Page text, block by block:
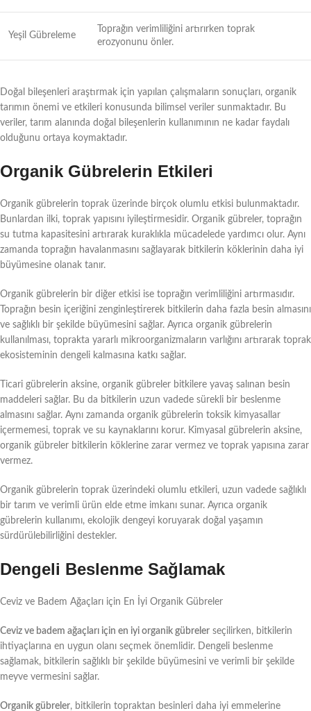
Yeşil Gübreleme
Toprağın verimliliğini artırırken toprak
erozyonunu önler.
Doğal bileşenleri araştırmak için yapılan çalışmaların sonuçları, organik
tarımın önemi ve etkileri konusunda bilimsel veriler sunmaktadır. Bu
veriler, tarım alanında doğal bileşenlerin kullanımının ne kadar faydalı
olduğunu ortaya koymaktadır.
Organik Gübrelerin Etkileri
Organik gübrelerin toprak üzerinde birçok olumlu etkisi bulunmaktadır.
Bunlardan ilki, toprak yapısını iyileştirmesidir. Organik gübreler, toprağın
su tutma kapasitesini artırarak kuraklıkla mücadelede yardımcı olur. Aynı
zamanda toprağın havalanmasını sağlayarak bitkilerin köklerinin daha iyi
büyümesine olanak tanır.
Organik gübrelerin bir diğer etkisi ise toprağın verimliliğini artırmasıdır.
Toprağın besin içeriğini zenginleştirerek bitkilerin daha fazla besin almasını
ve sağlıklı bir şekilde büyümesini sağlar. Ayrıca organik gübrelerin
kullanılması, toprakta yararlı mikroorganizmaların varlığını artırarak toprak
ekosisteminin dengeli kalmasına katkı sağlar.
Ticari gübrelerin aksine, organik gübreler bitkilere yavaş salınan besin
maddeleri sağlar. Bu da bitkilerin uzun vadede sürekli bir beslenme
almasını sağlar. Aynı zamanda organik gübrelerin toksik kimyasallar
içermemesi, toprak ve su kaynaklarını korur. Kimyasal gübrelerin aksine,
organik gübreler bitkilerin köklerine zarar vermez ve toprak yapısına zarar
vermez.
Organik gübrelerin toprak üzerindeki olumlu etkileri, uzun vadede sağlıklı
bir tarım ve verimli ürün elde etme imkanı sunar. Ayrıca organik
gübrelerin kullanımı, ekolojik dengeyi koruyarak doğal yaşamın
sürdürülebilirliğini destekler.
Dengeli Beslenme Sağlamak
Ceviz ve Badem Ağaçları için En İyi Organik Gübreler
Ceviz ve badem ağaçları için en iyi organik gübreler seçilirken, bitkilerin
ihtiyaçlarına en uygun olanı seçmek önemlidir. Dengeli beslenme
sağlamak, bitkilerin sağlıklı bir şekilde büyümesini ve verimli bir şekilde
meyve vermesini sağlar.
Organik gübreler, bitkilerin topraktan besinleri daha iyi emmelerine